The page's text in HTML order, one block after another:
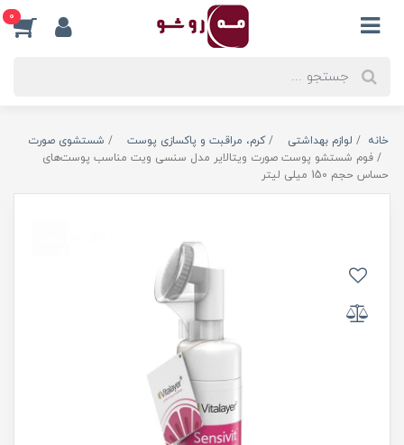
0
خانه لوازم بهداشتی کرم، مراقبت و پاکسازی پوست
شستشوی صورت
فوم شستشو پوست صورت ویتالایر مدل سنسی ویت مناسب پوست‌های
حساس حجم 150 میلی لیتر